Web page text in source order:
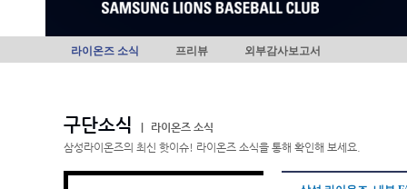
라이온즈 소식 프리뷰 외부감사보고서
구단소식
라이온즈 소식
삼성라이온즈의 최신 핫이슈! 라이온즈 소식을 통해 확인해 보세요.